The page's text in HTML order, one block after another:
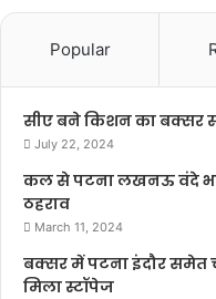
Popular
सीए बने किशन का बक्सर
July 22, 2024
कल से पटना लखनऊ वंदे
ठहराव
March 11, 2024
बक्सर में पटना इंदौर समेत
मिला स्टॉपेज